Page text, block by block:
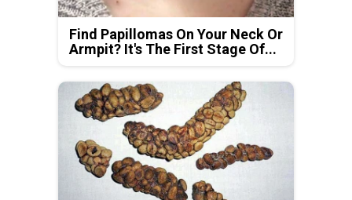
Find Papillomas On Your Neck Or
Armpit? It's The First Stage Of...